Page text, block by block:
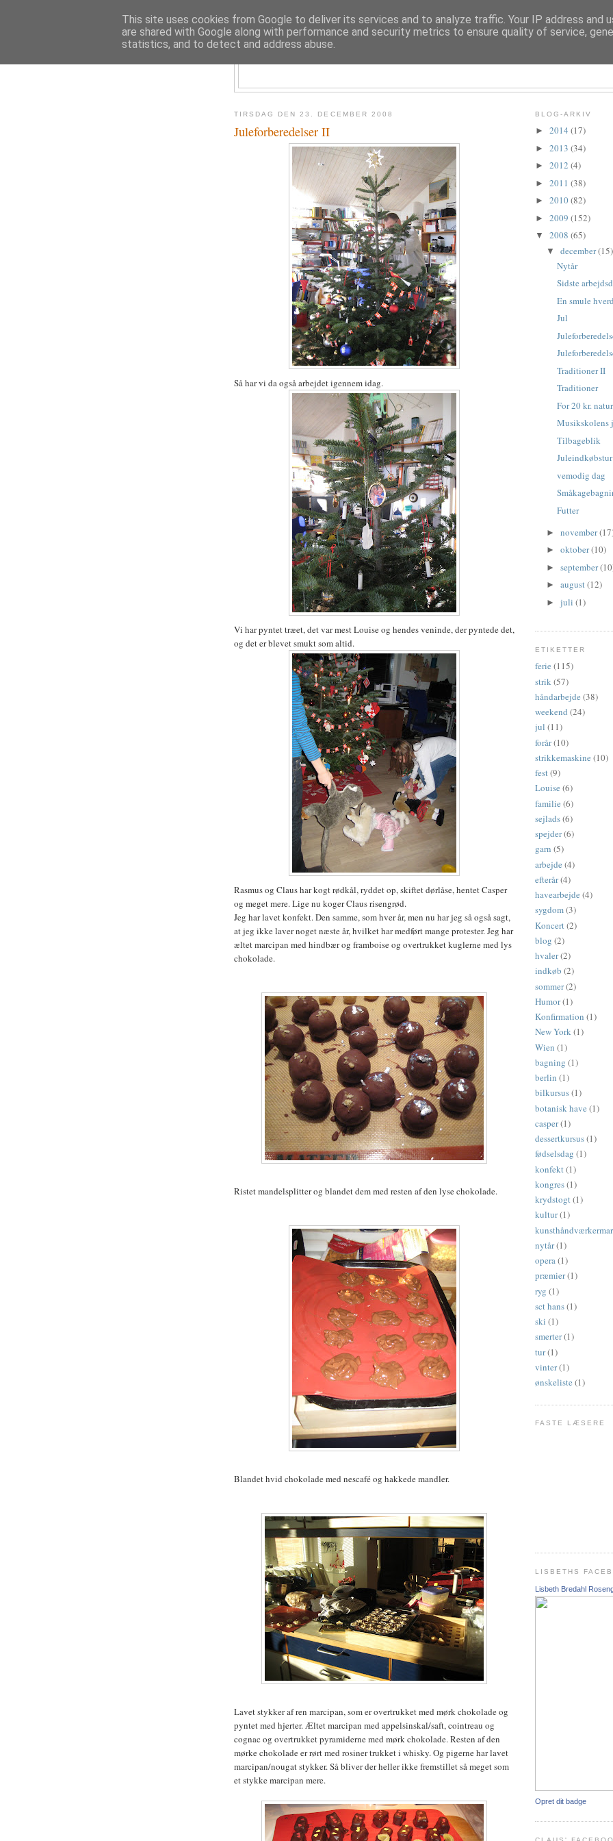
TIRSDAG DEN 23. DECEMBER 2008
Juleforberedelser II
Så har vi da også arbejdet igennem idag.
Vi har pyntet træet, det var mest Louise og hendes veninde, der pyntede det,
og det er blevet smukt som altid.
Rasmus og Claus har kogt rødkål, ryddet op, skiftet dørlåse, hentet Casper
og meget mere. Lige nu koger Claus risengrød.
Jeg har lavet konfekt. Den samme, som hver år, men nu har jeg så også sagt,
at jeg ikke laver noget næste år, hvilket har medført mange protester. Jeg har
æltet marcipan med hindbær og framboise og overtrukket kuglerne med lys
chokolade.
Ristet mandelsplitter og blandet dem med resten af den lyse chokolade.
Blandet hvid chokolade med nescafé og hakkede mandler.
Lavet stykker af ren marcipan, som er overtrukket med mørk chokolade og
pyntet med hjerter. Æltet marcipan med appelsinskal/saft, cointreau og
cognac og overtrukket pyramiderne med mørk chokolade. Resten af den
mørke chokolade er rørt med rosiner trukket i whisky. Og pigerne har lavet
marcipan/nougat stykker. Så bliver der heller ikke fremstillet så meget som
et stykke marcipan mere.
BLOG-ARKIV
► 2014 (17)
► 2013 (34)
► 2012 (4)
► 2011 (38)
► 2010(82)
► 2009 (152)
▼ 2008 (65)
▼ december(15)
Nytår
Sidste
En smule
Jul
Traditioner II
Traditioner
For 20 kr.
Musikskolens
Tilbageblik
vemodig dag
Futter
► november
► oktober(10)
► september
► august(12)
► juli (1)
ETIKETTER
ferie (115)
strik(57)
håndarbejde (38)
weekend (24)
jul (11)
forår(10)
strikkemaskine (10)
fest(9)
Louise (6)
familie (6)
sejlads(6)
spejder(6)
garn (5)
arbejde (4)
efterår(4)
havearbejde (4)
sygdom(3)
Koncert(2)
blog (2)
hvaler(2)
indkøb (2)
sommer(2)
Humor(1)
Konfirmation (1)
New York(1)
Wien (1)
bagning (1)
berlin (1)
bilkursus(1)
botanisk have (1)
casper(1)
dessertkursus(1)
fødselsdag (1)
konfekt(1)
kongres(1)
krydstogt(1)
kultur(1)
nytår(1)
opera(1)
præmier(1)
ryg (1)
sct hans(1)
ski (1)
smerter(1)
tur(1)
vinter(1)
ønskeliste (1)
FASTE LÆSERE
LISBETHS
Lisbeth Bredahl
Opret dit badge
This site uses cookies from Google to deliver its services and to analyze traffic. Your IP address and
are shared with Google along with performance and security metrics to ensure quality of service,
statistics, and to detect and address abuse.